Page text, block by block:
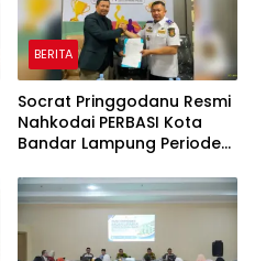
BERITA
Socrat Pringgodanu Resmi
Nahkodai PERBASI Kota
Bandar Lampung Periode